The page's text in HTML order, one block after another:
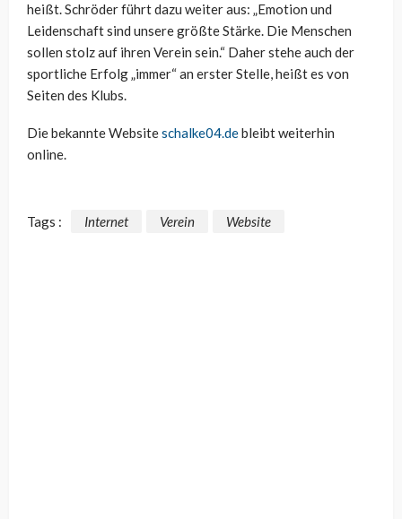
heißt. Schröder führt dazu weiter aus: „Emotion und
Leidenschaft sind unsere größte Stärke. Die Menschen
sollen stolz auf ihren Verein sein.“ Daher stehe auch der
sportliche Erfolg „immer“ an erster Stelle, heißt es von
Seiten des Klubs.
Die bekannte Websiteschalke04.debleibt weiterhin
online.
Tags : Internet Verein Website